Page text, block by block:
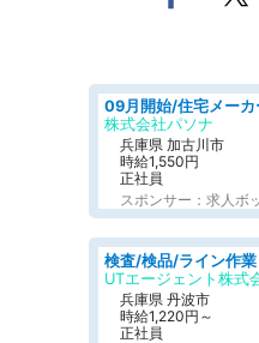
株式会社パソナ
兵庫県 加古川市
時給1,550円
正社員
スポンサー：求人ボ
UTエージェント株式
兵庫県 丹波市
時給1,220円～
正社員